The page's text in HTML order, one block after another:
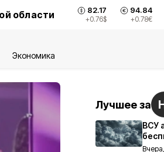
области 82.17
+0.76$
94.84
+0.78€
Экономика
Лучшее за
ВСУ